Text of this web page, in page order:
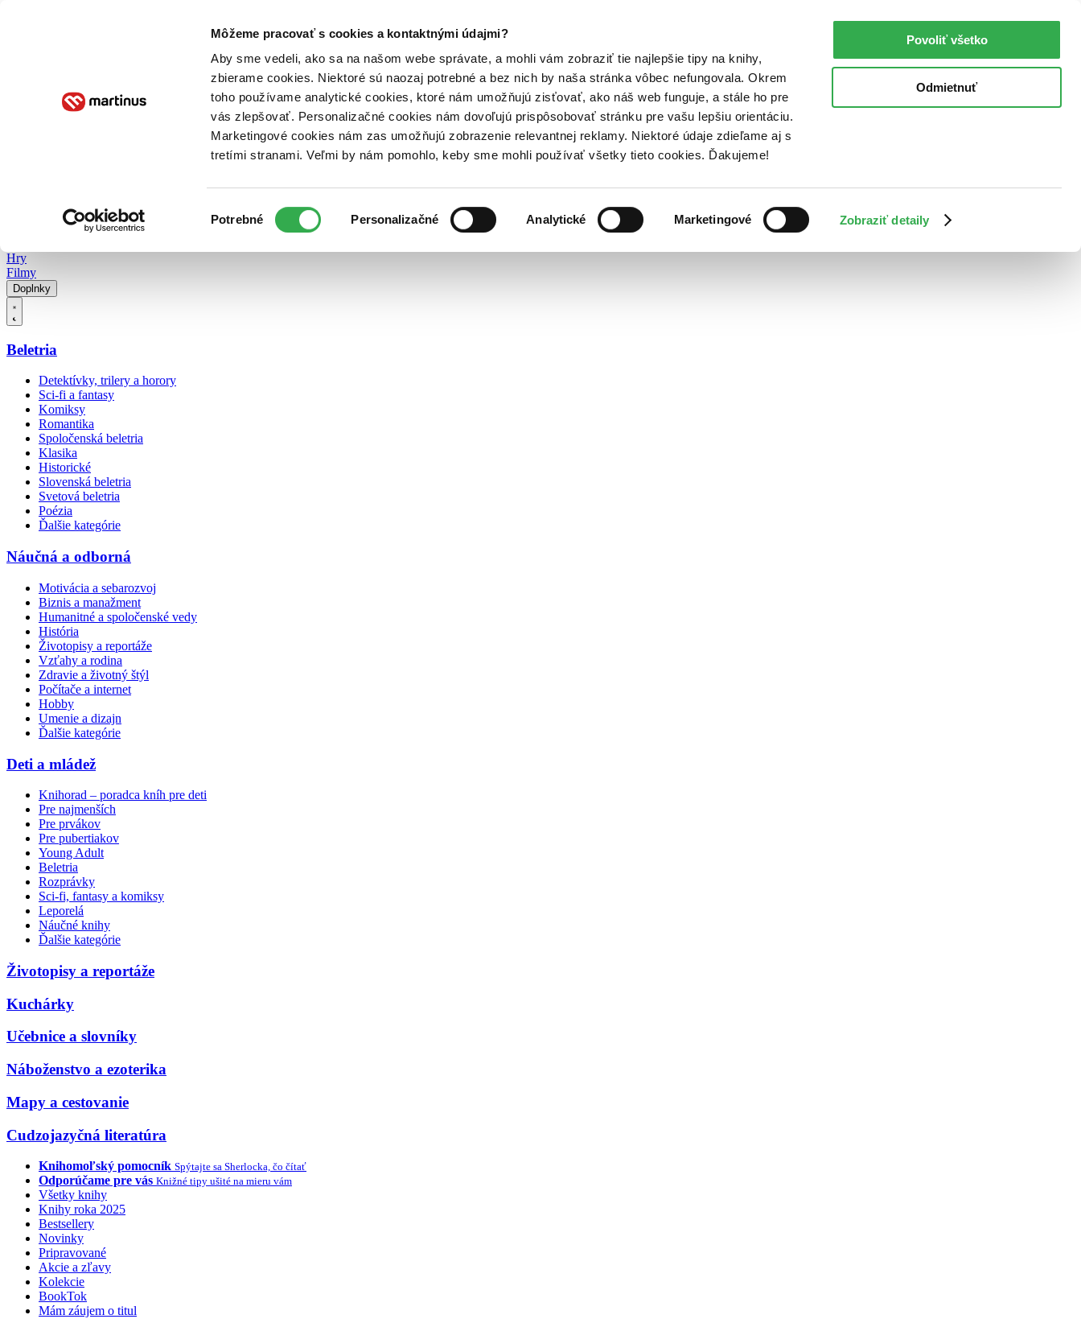
Môžeme pracovať s cookies a kontaktnými údajmi?
Aby sme vedeli, ako sa na našom webe správate, a mohli vám zobraziť tie najlepšie tipy na knihy,
zbierame cookies. Niektoré sú naozaj potrebné a bez nich by naša stránka vôbec nefungovala. Okrem
toho používame analytické cookies, ktoré nám umožňujú zisťovať, ako náš web funguje, a stále ho pre
vás zlepšovať. Personalizačné cookies nám dovoľujú prispôsobovať stránku pre vašu lepšiu orientáciu.
Marketingové cookies nám zas umožňujú zobrazenie relevantnej reklamy. Niektoré údaje zdieľame aj s
tretími stranami. Veľmi by nám pomohlo, keby sme mohli používať všetky tieto cookies. Ďakujeme!
súhlasu
Potrebné Personalizačné Analytické Marketingové Zobraziť detaily
Povoliť všetko
Odmietnuť
Poukážky Kontakt
Hry
Filmy
Doplnky
Beletria
Detektívky, trilery a horory
Sci-fi a fantasy
Komiksy
Romantika
Spoločenská beletria
Klasika
Historické
Slovenská beletria
Svetová beletria
Poézia
Ďalšie kategórie
Náučná a odborná
Motivácia a sebarozvoj
Biznis a manažment
Humanitné a spoločenské vedy
História
Životopisy a reportáže
Vzťahy a rodina
Zdravie a životný štýl
Počítače a internet
Hobby
Umenie a dizajn
Ďalšie kategórie
Deti a mládež
Knihorad – poradca kníh pre deti
Pre najmenších
Pre prvákov
Pre pubertiakov
Young Adult
Beletria
Rozprávky
Sci-fi, fantasy a komiksy
Leporelá
Náučné knihy
Ďalšie kategórie
Životopisy a reportáže
Kuchárky
Učebnice a slovníky
Náboženstvo a ezoterika
Mapy a cestovanie
Cudzojazyčná literatúra
Knihomoľský pomocník Spýtajte sa Sherlocka, čo čítať
Odporúčame pre vás Knižné tipy ušité na mieru vám
Všetky knihy
Knihy roka 2025
Bestsellery
Novinky
Pripravované
Akcie a zľavy
Kolekcie
BookTok
Mám záujem o titul